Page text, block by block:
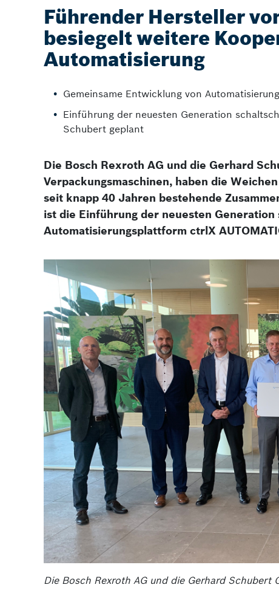
Führender Hersteller
besiegelt weitere
Automatisierung
Gemeinsame Entwicklung von
Einführung der neuesten Generation
Schubert geplant
Die Bosch Rexroth AG und die Gerhard
Verpackungsmaschinen, haben die
seit knapp 40 Jahren bestehende
ist die Einführung der neuesten
Automatisierungsplattform ctrlX
Die Bosch Rexroth AG und die Gerhard Schubert